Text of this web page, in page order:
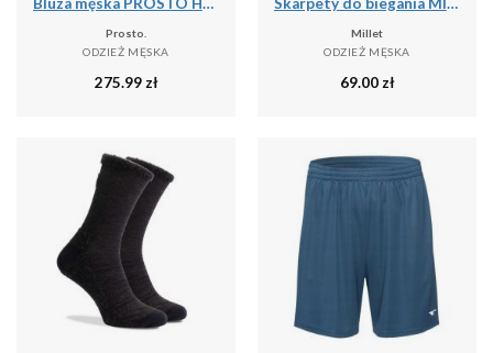
Prosto.
ODZIEŻ MĘSKA
275.99 zł
Millet
ODZIEŻ MĘSKA
69.00 zł